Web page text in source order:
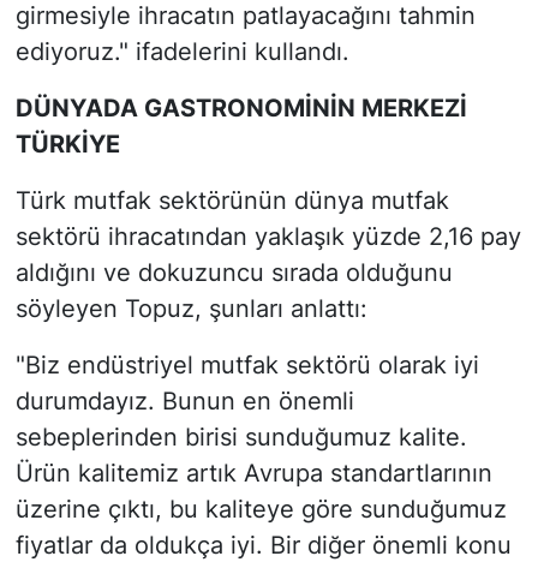
girmesiyle ihracatın patlayacağını tahmin
ediyoruz." ifadelerini kullandı.
DÜNYADA GASTRONOMİNİN MERKEZİ
TÜRKİYE
Türk mutfak sektörünün dünya mutfak
sektörü ihracatından yaklaşık yüzde 2,16 pay
aldığını ve dokuzuncu sırada olduğunu
söyleyen Topuz, şunları anlattı:
"Biz endüstriyel mutfak sektörü olarak iyi
durumdayız. Bunun en önemli
sebeplerinden birisi sunduğumuz kalite.
Ürün kalitemiz artık Avrupa standartlarının
üzerine çıktı, bu kaliteye göre sunduğumuz
fiyatlar da oldukça iyi. Bir diğer önemli konu